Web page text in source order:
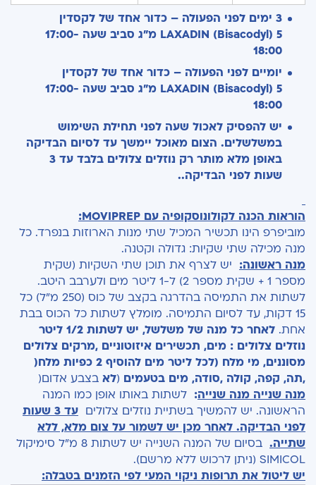
3 ימים לפני הפעולה –
כדור אחד של לקסדין
LAXADIN (Bisacodyl) 5 מ"ג סביב
שעה 17:00-
18:00
יומיים לפני הפעולה –כדור אחד של לקסדין
LAXADIN (Bisacodyl) 5 מ"ג סביב
שעה 17:00-
18:00
יש להפסיק לאכול שעה לפני תחילת השימוש
במשלשלים. הצום מאוכל יימשך עד לסיום הבדיקה
באופן מלא
מותר רק נוזלים צלולים בלבד עד 3
שעות לפני הבדיקה..
הוראות הכנה לקולונוסקופיה עם MOVIPREP
:
מוביפרפ הינו תכשיר המכיל שתי מנות הארוזות בנפרד. כל
מנה מכילה שתי שקיות: גדולה וקטנה.
מנה ראשונה: יש לצרף את תוכן שתי השקיות (שקית
מספר 1 + שקית מספר 2) ל-1 ליטר מים ולערבב היטב.
לשתות את התמיסה בהדרגה בקצב של כוס (250 מ"ל) כל
15 דקות, עד לסיום התמיסה. מומלץ לשתות כל הכוס בבת
אחת.
לאחר כל מנה של משלשל, יש לשתות 1/2 ליטר
נוזלים צלולים : מים, תכשירים איזוטוניים ,מרקים צלולים
מסוננים, מי מלח (לכל ליטר מים להוסיף 2 כפיות מלח
(
,תה, קפה, קולה ,סודה, מים בטעמים (לא בצבע אדום(
מנה שנייה מנה שנייה: לשתות באותו אופן כמו המנה
הראשונה. יש להמשיך בשתיית נוזלים צלולים
עד 3 שעות
לפני הבדיקה. לאחר מכן יש לשמור על צום מלא, ללא
שתייה.
בסיום של המנה השנייה יש לשתות 8 מ"ל סימיקול
SIMICOL (ניתן לרכוש ללא מרשם).
יש ליטול את תרופות ניקוי המעי לפי הזמנים בטבלה: